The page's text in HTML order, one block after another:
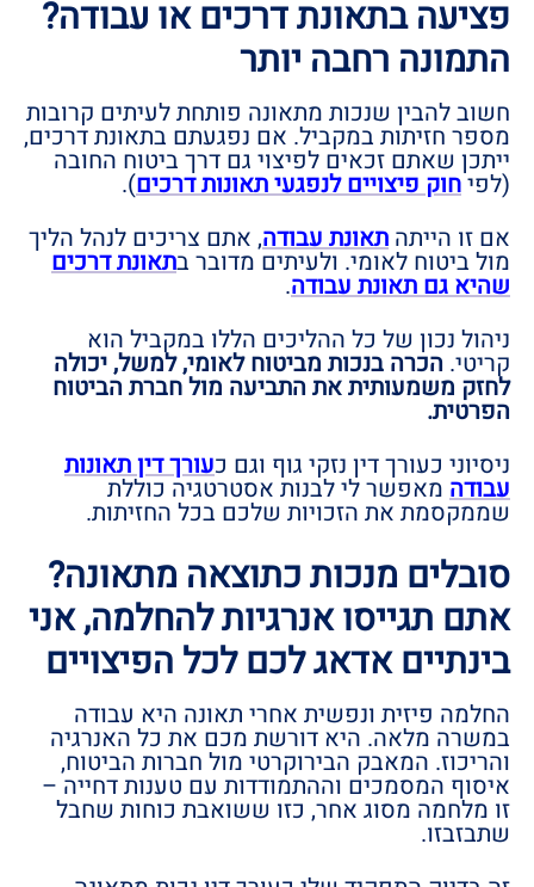
פציעה בתאונת דרכים או עבודה?
התמונה רחבה יותר
חשוב להבין שנכות מתאונה פותחת לעיתים קרובות
מספר חזיתות במקביל. אם נפגעתם בתאונת דרכים,
ייתכן שאתם זכאים לפיצוי גם דרך ביטוח החובה
(לפיחוק פיצוייםלנפגעיתאונותדרכים).
אם זו הייתה תאונתעבודה, אתם צריכים לנהל הליך
מול ביטוח לאומי. ולעיתים מדובר בתאונתדרכים
שהיאגםתאונתעבודה.
ניהול נכון של כל ההליכים הללו במקביל הוא
קריטי. הכרה בנכות מביטוח לאומי, למשל, יכולה
לחזק משמעותית את התביעה מול חברת הביטוח
הפרטית.
ניסיוני כעורך דין נזקי גוף וגם כעורךדיןתאונות
עבודה מאפשר לי לבנות אסטרטגיה כוללת
שממקסמת את הזכויות שלכם בכל החזיתות.
סובלים מנכות כתוצאה מתאונה?
אתם תגייסו אנרגיות להחלמה, אני
בינתיים אדאג לכם לכל הפיצויים
החלמה פיזית ונפשית אחרי תאונה היא עבודה
במשרה מלאה. היא דורשת מכם את כל האנרגיה
והריכוז. המאבק הבירוקרטי מול חברות הביטוח,
איסוף המסמכים וההתמודדות עם טענות דחייה –
זו מלחמה מסוג אחר, כזו ששואבת כוחות שחבל
שתבזבזו.